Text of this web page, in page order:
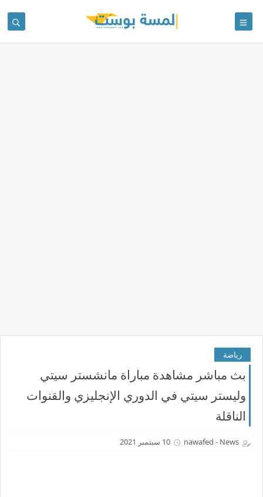
رياضة
بث مباشر مشاهدة مباراة مانشستر سيتي
وليستر سيتي في الدوري الإنجليزي والقنوات
الناقلة
nawafed - News 10 سبتمبر 2021